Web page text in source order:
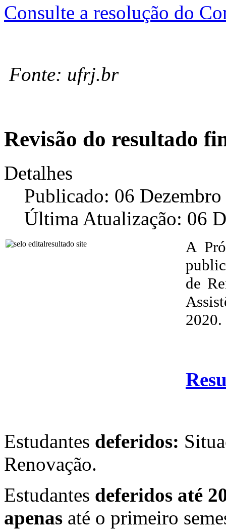
Consulte a resolução do
Fonte: ufrj.br
Revisão do resultado
Detalhes
Publicado: 06
Última Atualização: 06
A
de
2020.
Estudantes deferidos:
Renovação.
Estudantes deferidos até
apenas até o primeiro